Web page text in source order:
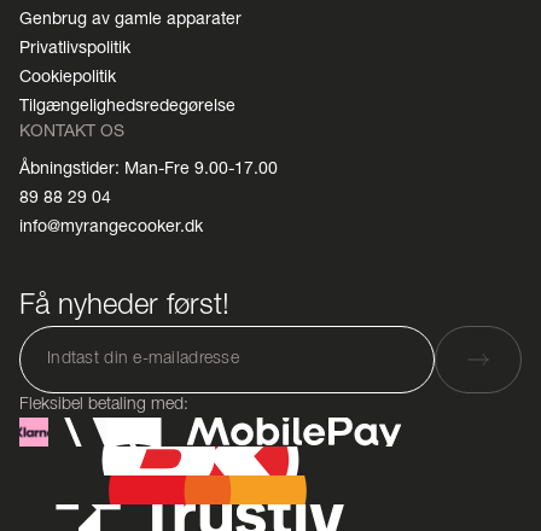
Genbrug av gamle apparater
Privatlivspolitik
Cookiepolitik
Tilgængelighedsredegørelse
KONTAKT OS
Åbningstider: Man-Fre 9.00-17.00
89 88 29 04
info@myrangecooker.dk
Få nyheder først!
Fleksibel betaling med: